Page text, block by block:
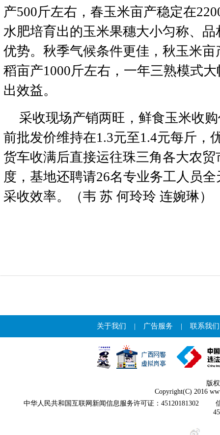
产500斤左右，春玉米亩产稳定在
水肥培育出的玉米果穗大小匀称、
优势。秋季气候条件更佳，秋玉米亩
稻亩产1000斤左右，一年三熟模式
出效益。
采收现场产销两旺，鲜食玉米收
前批发价维持在1.3元至1.4元每斤，
货车收满后直接运往珠三角各大农
度，基地还聘请26名专业务工人员
采收效率。（韦 苏 何玲玲 连婉琳）
关于我们 | 广告服务 | 联系我们
版
Copyright(C) 2016
中华人民共和国互联网新闻信息服务许可证：45120181302